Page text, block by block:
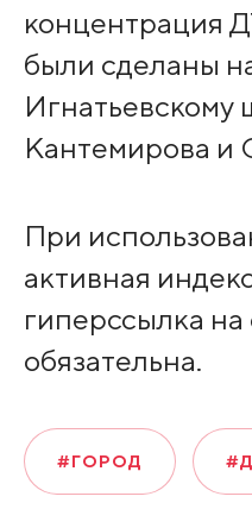
концентрация
были сделаны
Игнатьевскому
Кантемирова и
При
активная
гиперссылка на
обязательна.
#ГОРОД